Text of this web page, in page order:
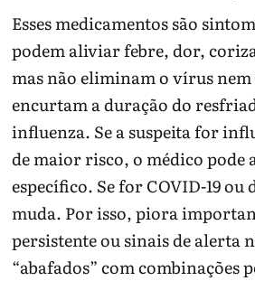
Esses medicamentos são
podem aliviar febre, dor,
mas não eliminam o vírus nem
encurtam a duração do
influenza. Se a suspeita for
de maior risco, o médico
específico. Se for COVID-19 ou
muda. Por isso, piora
persistente ou sinais de alerta
“abafados” com combinações